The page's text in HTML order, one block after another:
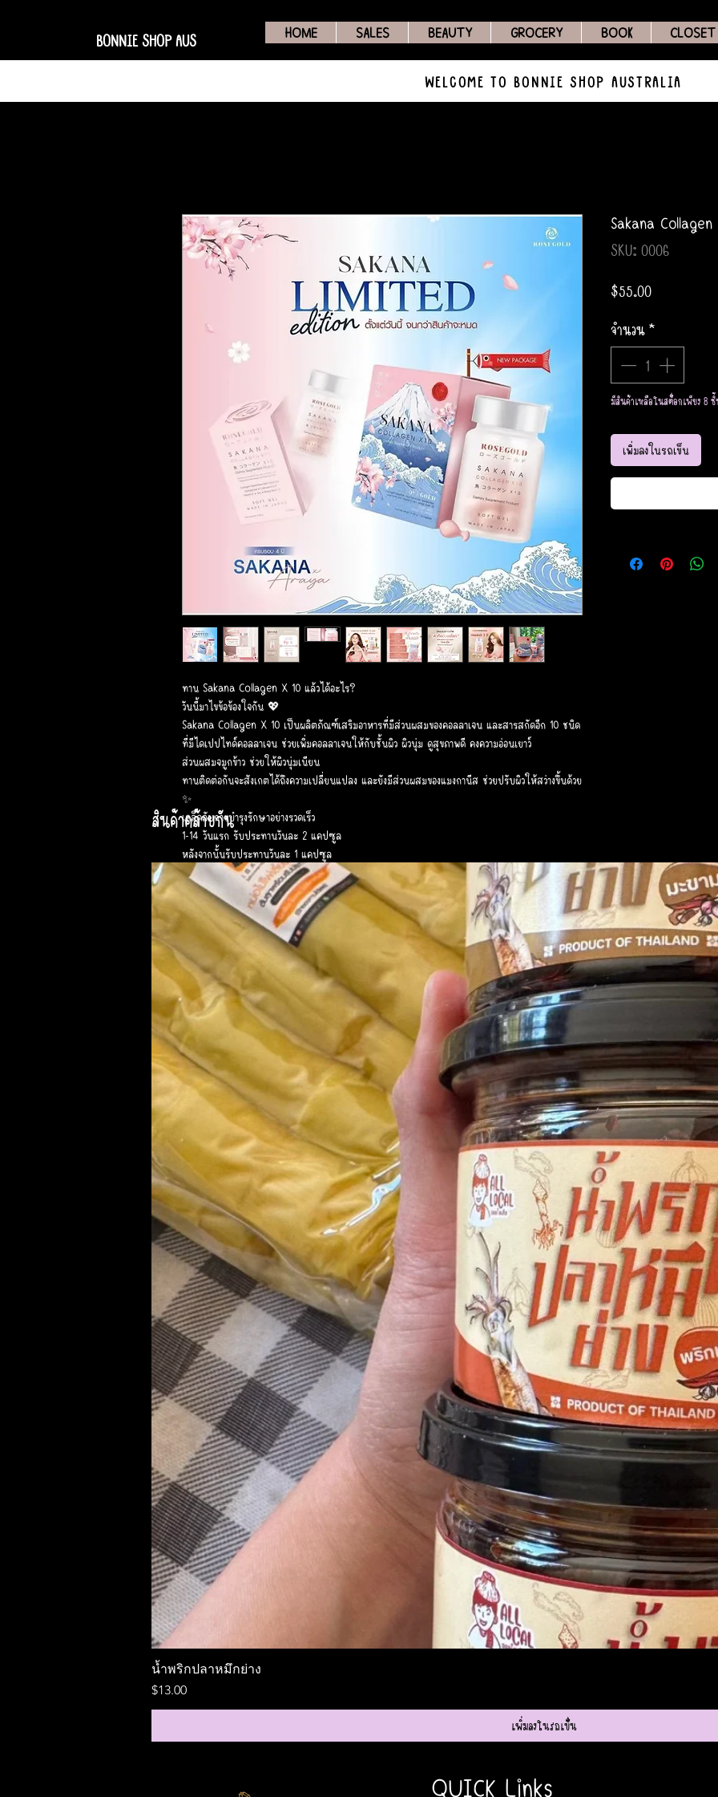
BONNIE SHOP AUS HOME SALES BEAUTY GROCERY BOOK CLOSET
WELCOME TO BONNIE SHOP AUSTRALIA
ทาน Sakana Collagen X 10 แล้วได้อะไร?
วันนี้มาไขข้อข้องใจกัน 💖
Sakana Collagen X 10 เป็นผลิตภัณฑ์เสริมอาหารที่มีส่วนผสมของคอลลาเจน และสารสกัดอีก 10 ชนิด
ที่มีไดเปปไทด์คอลลาเจน ช่วยเพิ่มคอลลาเจนให้กับชั้นผิว ผิวนุ่ม ดูสุขภาพดี คงความอ่อนเยาว์
ส่วนผสมจมูกข้าว ช่วยให้ผิวนุ่มเนียน
ทานติดต่อกันจะสังเกตได้ถึงความเปลี่ยนแปลง และยังมีส่วนผสมของแมงกานีส ช่วยปรับผิวให้สว่างขึ้นด้วย
✨
เคล็ดลับการบำรุงรักษาอย่างรวดเร็ว
1-14 วันแรก รับประทานวันละ 2 แคปซูล
หลังจากนั้นรับประทานวันละ 1 แคปซูล
ผิวดีขึ้นด้วย “Sakana Collagen X10”
#สักกะ28วัน
#ซาคานะคอลลาเจนX10
#สีโรสโกลด์
Sakana Collagen
SKU: 0006
$55.00ราคา
จำนวน*
มีสินค้าเหลือในสต็อกเพียง 8
เพิ่มลงในรถเข็น
สินค้าคล้ายกัน
น้ำพริกปลาหมึกย่าง
ราคา
$13.00
เพิ่มลงในรถเข็น
QUICK Links